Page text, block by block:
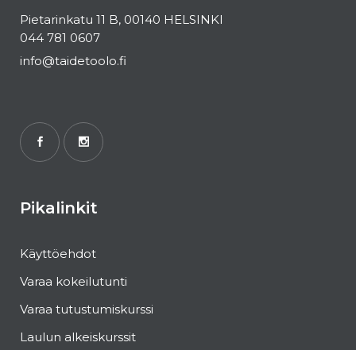
Pietarinkatu 11 B, 00140 HELSINKI
044 781 0607
info@taidetoolo.fi
Pikalinkit
Käyttöehdot
Varaa kokeilutunti
Varaa tutustumiskurssi
Laulun alkeiskurssit